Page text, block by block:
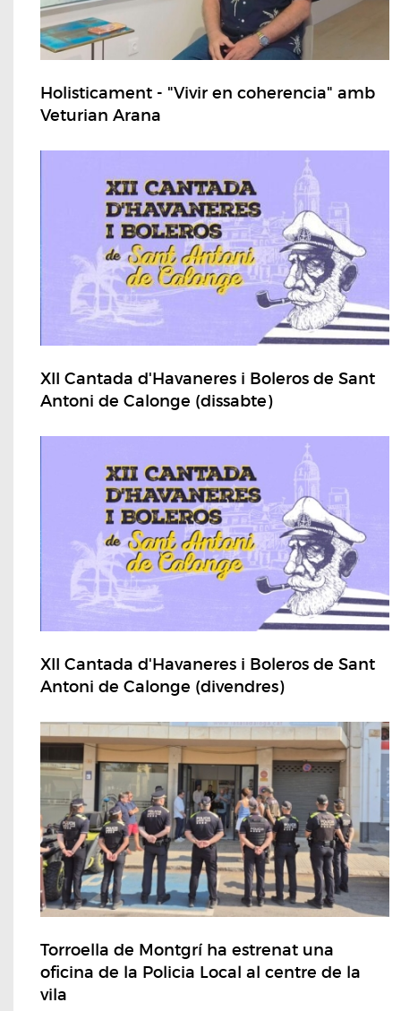
Holisticament - "Vivir en coherencia" amb
Veturian Arana
XII Cantada d'Havaneres i Boleros de Sant
Antoni de Calonge (dissabte)
XII Cantada d'Havaneres i Boleros de Sant
Antoni de Calonge (divendres)
Torroella de Montgrí ha estrenat una
oficina de la Policia Local al centre de la
vila